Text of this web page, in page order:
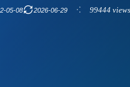
05-08 2026-06-29 99444 views